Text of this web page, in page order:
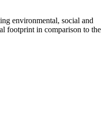
environmental, social and
footprint in comparison to the